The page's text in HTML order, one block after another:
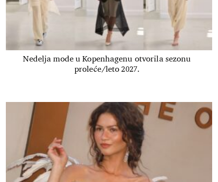
Nedelja mode u Kopenhagenu otvorila sezonu
proleće/leto 2027.